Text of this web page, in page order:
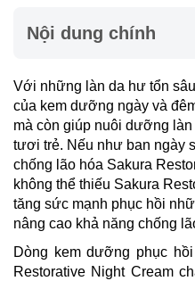
Nội dung chính
Với những làn da hư tổn
của kem dưỡng ngày và
mà còn giúp nuôi dưỡng
tươi trẻ. Nếu như ban ngày
chống lão hóa Sakura
không thể thiếu Sakura
tăng sức mạnh phục hồi
nâng cao khả năng chống
Dòng kem dưỡng phục
Restorative Night Cream